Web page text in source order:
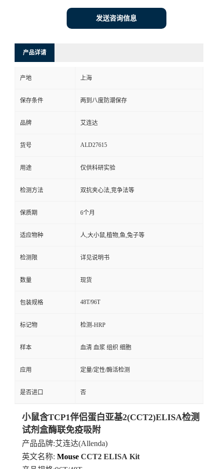
发送咨询信息
产品详请
产地 上海
保存条件 两到八度防潮保存
品牌 艾连达
货号 ALD27615
用途 仅供科研实验
检测方法 双抗夹心法,竞争法等
保质期 6个月
适应物种 人,大小鼠,植物,鱼,兔子等
检测限 详见说明书
数量 现货
包装规格 48T/96T
标记物 检测-HRP
样本 血清 血浆 组织 细胞
应用 定量/定性/酶活检测
是否进口 否
小鼠含TCP1伴侣蛋白亚基2(CCT2)ELISA检测
试剂盒酶联免疫吸附
产品品牌:艾连达(Allenda)
英文名称: Mouse CCT2 ELISA Kit